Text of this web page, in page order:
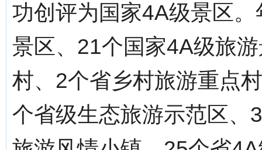
功创评为国家4A级景区
景区、21个国家4A级旅
村、2个省乡村旅游重点
个省级生态旅游示范区、